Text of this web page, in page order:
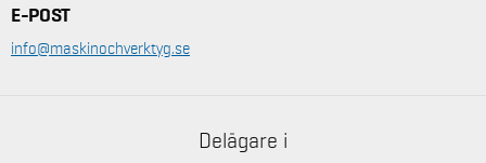
E-POST
info@maskinochverktyg.se
Delägare i